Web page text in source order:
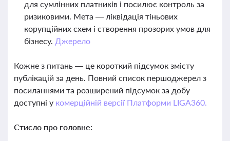
для сумлінних платників і посилює контроль за
ризиковими. Мета — ліквідація тіньових
корупційних схем і створення прозорих умов для
бізнесу. Джерело
Кожне з питань — це короткий підсумок змісту
публікацій за день. Повний список першоджерел з
посиланнями та розширений підсумок за добу
доступні у комерційній версії Платформи LIGA360.
Стисло про головне: